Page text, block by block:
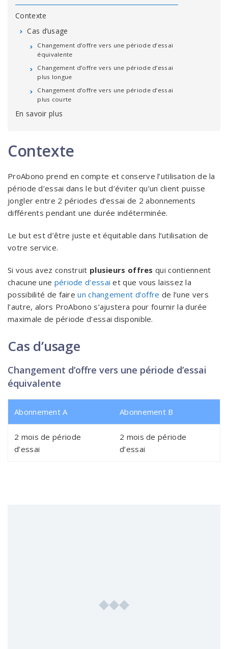
Contexte
Cas d’usage
Changement d’offre vers une période d’essai
équivalente
Changement d’offre vers une période d’essai
plus longue
Changement d’offre vers une période d’essai
plus courte
En savoir plus
Contexte
ProAbono prend en compte et conserve l’utilisation de la
période d’essai dans le but d’éviter qu’un client puisse
jongler entre 2 périodes d’essai de 2 abonnements
différents pendant une durée indéterminée.
Le but est d’être juste et équitable dans l’utilisation de
votre service.
Si vous avez construit plusieurs offres qui contiennent
chacune une période d’essai et que vous laissez la
possibilité de faireun changement d’offre de l’une vers
l’autre, alors ProAbono s’ajustera pour fournir la durée
maximale de période d’essai disponible.
Cas d’usage
Changement d’offre vers une période d’essai
équivalente
Abonnement A Abonnement B
2 mois de période
d’essai
2 mois de période
d’essai